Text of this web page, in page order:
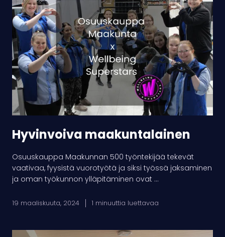
maakuntalainen
Hyvinvoiva maakuntalainen
Osuuskauppa Maakunnan 500 työntekijää tekevät
vaativaa, fyysistä vuorotyötä ja siksi työssä jaksaminen
ja oman työkunnon ylläpitäminen ovat ...
19 maaliskuuta, 2024 1 minuuttia luettavaa